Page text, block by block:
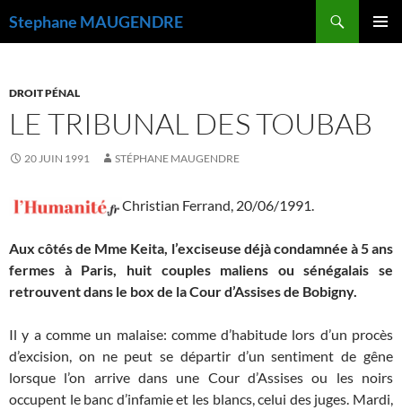
Stephane MAUGENDRE
DROIT PÉNAL
LE TRIBUNAL DES TOUBAB
20 JUIN 1991 STÉPHANE MAUGENDRE
Christian Ferrand, 20/06/1991.
Aux côtés de Mme Keita, l’exciseuse déjà condamnée à 5 ans
fermes à Paris, huit couples maliens ou sénégalais se
retrouvent dans le box de la Cour d’Assises de Bobigny.
Il y a comme un malaise: comme d’habitude lors d’un procès
d’excision, on ne peut se départir d’un sentiment de gêne
lorsque l’on arrive dans une Cour d’Assises ou les noirs
occupent le banc d’infamie et les blancs, celui des juges. Mardi,